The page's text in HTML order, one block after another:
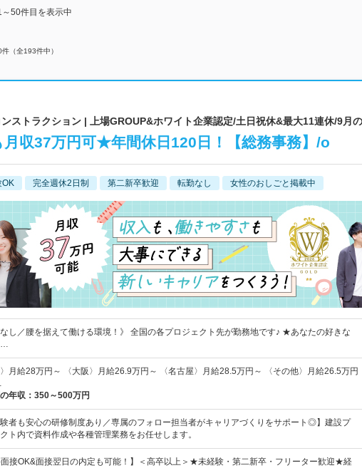
～50件目を表示中
件（全193件中）
ストラクション | 上場GROUP&ホワイト企業認定/土日祝休&最大11連休/9月
収37万円可★年間休日120日！【総務事務】/o
OK 完全週休2日制 第二新卒歓迎 転勤なし 女性のおしごと掲載中
なし／腰を据えて働ける環境！》 全国の各プロジェクト先が勤務地です♪ ★あなたの好きな
…
〉月給28万円～ 〈大阪〉月給26.9万円～ 〈名古屋〉月給28.5万円～ 〈その他〉月給26.5万円
年収： 350～500万円
験者も安心の研修制度あり／専属のフォロー担当者がキャリアづくりをサポート◎】建設プ
ト内で資料作成や各種管理業務をお任せします。
面接OK&面接翌日の内定も可能！】＜高卒以上＞★未経験・第二新卒・フリーター歓迎★経